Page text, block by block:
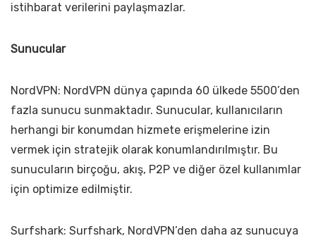
istihbarat verilerini paylaşmazlar.
Sunucular
NordVPN: NordVPN dünya çapında 60 ülkede 5500’den
fazla sunucu sunmaktadır. Sunucular, kullanıcıların
herhangi bir konumdan hizmete erişmelerine izin
vermek için stratejik olarak konumlandırılmıştır. Bu
sunucuların birçoğu, akış, P2P ve diğer özel kullanımlar
için optimize edilmiştir.
Surfshark: Surfshark, NordVPN’den daha az sunucuya